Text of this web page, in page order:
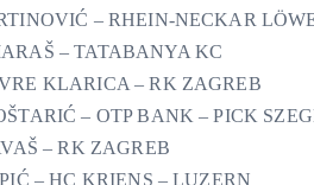
– RHEIN-NECKAR
– TATABANYA KC
KLARICA – RK ZAGREB
– OTP BANK – PICK
– RK ZAGREB
– HC KRIENS – LUZERN